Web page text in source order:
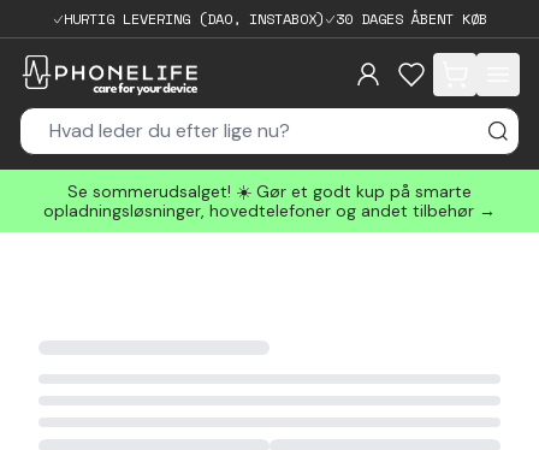
HURTIG LEVERING (DAO, INSTABOX) 30 DAGES ÅBENT KØB
items in cart,
Se sommerudsalget! ☀️ Gør et godt kup på smarte
opladningsløsninger, hovedtelefoner og andet tilbehør →